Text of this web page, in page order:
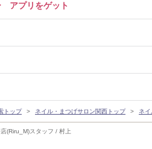
(Riru_M)スタッフ / 村上
アプリをゲット
トップ ネイル・まつげサロン関西トップ ネ